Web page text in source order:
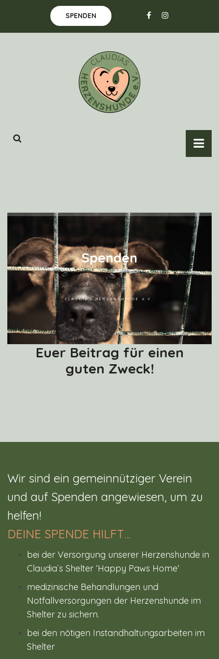
SPENDEN
Spenden
CLAUDIAS HERZENSHUNDE e.V.
Hilfe für Claudias Herzenshunde
Euer Beitrag für einen
guten Zweck!
Wir sind ein gemeinnütziger Verein
und auf Spenden angewiesen, um zu
helfen!
DEINE SPENDE HILFT…
bei der Versorgung unserer Herzenshunde in
Claudia`s Shelter ‘Happy Paws Home’
medizinische Behandlungen und
Notfallversorgungen der Herzenshunde im
Shelter zu sichern.
bei den nötigen Instandhaltungsarbeiten im
Shelter